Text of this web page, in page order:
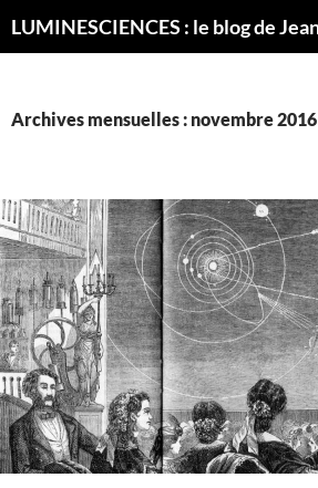
Archives mensuelles : novembre 2016